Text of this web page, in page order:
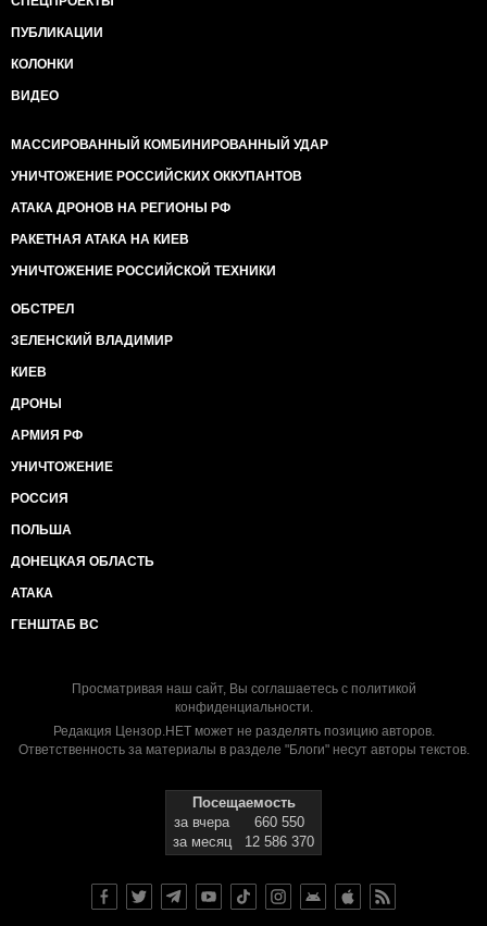
ПУБЛИКАЦИИ
КОЛОНКИ
ВИДЕО
МАССИРОВАННЫЙ КОМБИНИРОВАННЫЙ УДАР
УНИЧТОЖЕНИЕ РОССИЙСКИХ ОККУПАНТОВ
АТАКА ДРОНОВ НА РЕГИОНЫ РФ
РАКЕТНАЯ АТАКА НА КИЕВ
УНИЧТОЖЕНИЕ РОССИЙСКОЙ ТЕХНИКИ
ОБСТРЕЛ
ЗЕЛЕНСКИЙ ВЛАДИМИР
КИЕВ
ДРОНЫ
АРМИЯ РФ
УНИЧТОЖЕНИЕ
РОССИЯ
ПОЛЬША
ДОНЕЦКАЯ ОБЛАСТЬ
АТАКА
ГЕНШТАБ ВС
Просматривая наш сайт, Вы соглашаетесь с политикой
конфиденциальности.
Редакция Цензор.НЕТ может не разделять позицию авторов.
Ответственность за материалы в разделе "Блоги" несут авторы текстов.
Посещаемость
за вчера
660 550
за месяц
12 586 370